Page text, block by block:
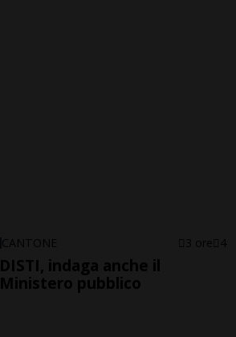
CANTONE 3 ore 4
DISTI, indaga anche il
Ministero pubblico